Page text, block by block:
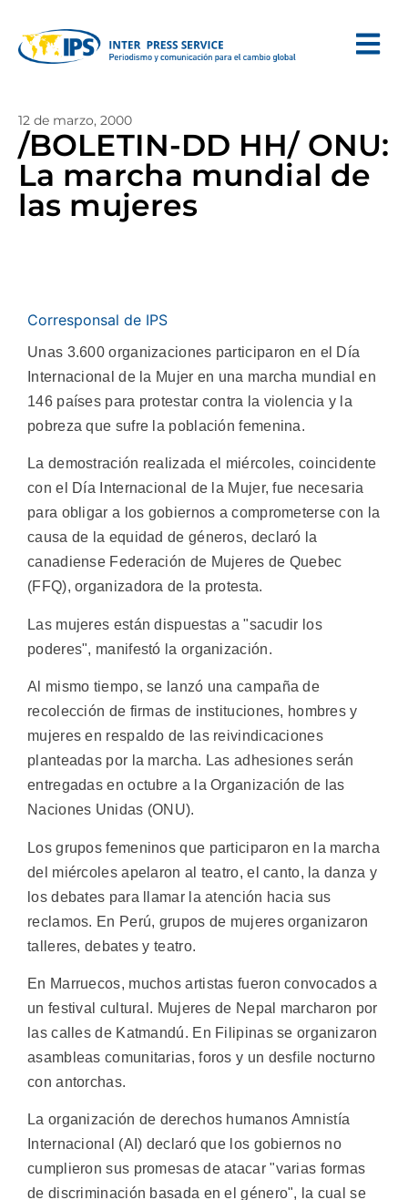
12 de marzo, 2000
/BOLETIN-DD HH/ ONU:
La marcha mundial de
las mujeres
Corresponsal de IPS
Unas 3.600 organizaciones participaron en el Día
Internacional de la Mujer en una marcha mundial en
146 países para protestar contra la violencia y la
pobreza que sufre la población femenina.
La demostración realizada el miércoles, coincidente
con el Día Internacional de la Mujer, fue necesaria
para obligar a los gobiernos a comprometerse con la
causa de la equidad de géneros, declaró la
canadiense Federación de Mujeres de Quebec
(FFQ), organizadora de la protesta.
Las mujeres están dispuestas a "sacudir los
poderes", manifestó la organización.
Al mismo tiempo, se lanzó una campaña de
recolección de firmas de instituciones, hombres y
mujeres en respaldo de las reivindicaciones
planteadas por la marcha. Las adhesiones serán
entregadas en octubre a la Organización de las
Naciones Unidas (ONU).
Los grupos femeninos que participaron en la marcha
del miércoles apelaron al teatro, el canto, la danza y
los debates para llamar la atención hacia sus
reclamos. En Perú, grupos de mujeres organizaron
talleres, debates y teatro.
En Marruecos, muchos artistas fueron convocados a
un festival cultural. Mujeres de Nepal marcharon por
las calles de Katmandú. En Filipinas se organizaron
asambleas comunitarias, foros y un desfile nocturno
con antorchas.
La organización de derechos humanos Amnistía
Internacional (AI) declaró que los gobiernos no
cumplieron sus promesas de atacar "varias formas
de discriminación basada en el género", la cual se